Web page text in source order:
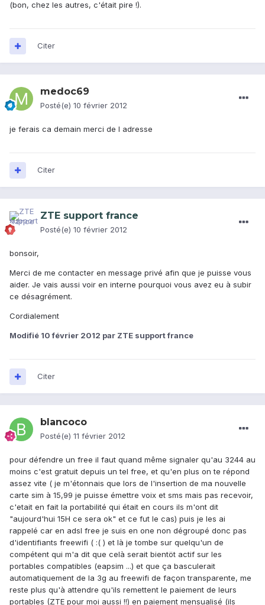
(bon, chez les autres, c'était pire !).
Citer
medoc69
Posté(e) 10 février 2012
je ferais ca demain merci de l adresse
Citer
ZTE support france
Posté(e) 10 février 2012
bonsoir,
Merci de me contacter en message privé afin que je puisse vous
aider. Je vais aussi voir en interne pourquoi vous avez eu à subir
ce désagrément.
Cordialement
Modifié 10 février 2012 par ZTE support france
Citer
blancoco
Posté(e) 11 février 2012
pour défendre un free il faut quand même signaler qu'au 3244 au
moins c'est gratuit depuis un tel free, et qu'en plus on te répond
assez vite ( je m'étonnais que lors de l'insertion de ma nouvelle
carte sim à 15,99 je puisse émettre voix et sms mais pas recevoir,
c'etait en fait la portabilité qui était en cours ils m'ont dit
"aujourd'hui 15H ce sera ok" et ce fut le cas) puis je les ai
rappelé car en adsl free je suis en one non dégroupé donc pas
d'identifiants freewifi ( :( ) et là je tombe sur quelqu'un de
compétent qui m'a dit que celà serait bientöt actif sur les
portables compatibles (eapsim ...) et que ça basculerait
automatiquement de la 3g au freewifi de façon transparente, me
reste plus qu'à attendre qu'ils remettent le paiement de leurs
portables (ZTE pour moi aussi !!) en paiement mensualisé (ils